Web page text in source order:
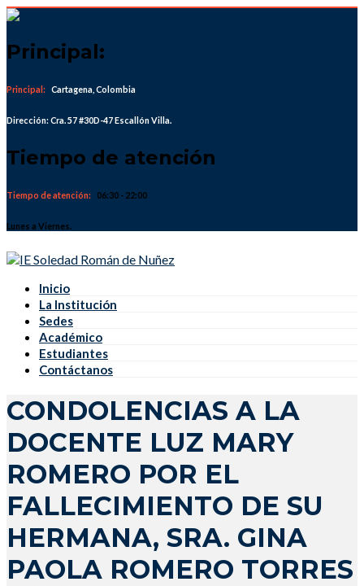
Skip
content
Principal:
Principal: Cartagena, Colombia
Dirección: Cra. 57 #30D-47 Escallón Villa.
Tiempo de atención
Tiempo de atención: 06:30 - 22:00
Lunes a Viernes.
Inicio
La Institución
Sedes
Académico
Estudiantes
Contáctanos
CONDOLENCIAS A LA
DOCENTE LUZ MARY
ROMERO POR EL
FALLECIMIENTO DE SU
HERMANA, SRA. GINA
PAOLA ROMERO TORRES